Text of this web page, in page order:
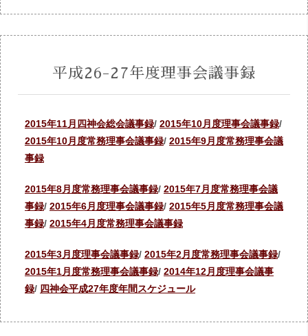
平成26-27年度理事会議事録
2015年11月四神会総会議事録/ 2015年10月度理事会議事録/
2015年10月度常務理事会議事録/ 2015年9月度常務理事会議
事録
2015年8月度常務理事会議事録/ 2015年7月度常務理事会議
事録/ 2015年6月度理事会議事録/ 2015年5月度常務理事会議
事録/ 2015年4月度常務理事会議事録
2015年3月度理事会議事録/ 2015年2月度常務理事会議事録/
2015年1月度常務理事会議事録/ 2014年12月度理事会議事
録/ 四神会平成27年度年間スケジュール